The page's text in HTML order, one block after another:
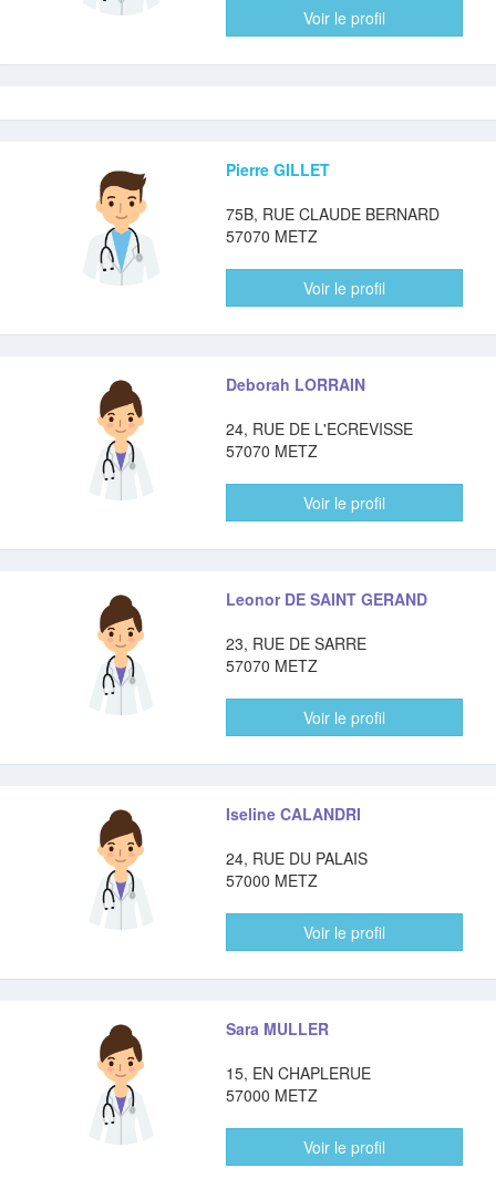
Voir le profil
Pierre GILLET
75B, RUE CLAUDE BERNARD
57070 METZ
Voir le profil
Deborah LORRAIN
24, RUE DE L'ECREVISSE
57070 METZ
Voir le profil
Leonor DE SAINT GERAND
23, RUE DE SARRE
57070 METZ
Voir le profil
Iseline CALANDRI
24, RUE DU PALAIS
57000 METZ
Voir le profil
Sara MULLER
15, EN CHAPLERUE
57000 METZ
Voir le profil